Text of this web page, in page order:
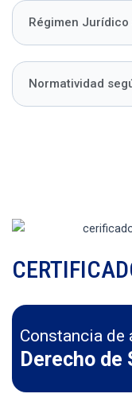
Régimen
Normatividad
Constancia de
Derecho de